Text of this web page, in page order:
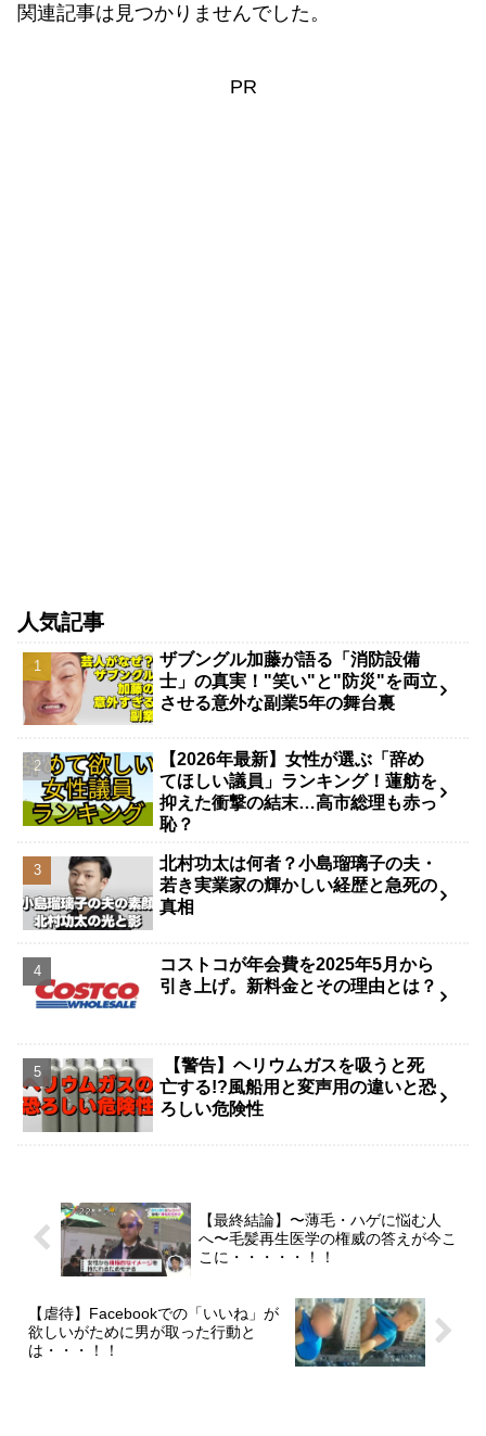
関連記事は見つかりませんでした。
PR
人気記事
ザブングル加藤が語る「消防設備
士」の真実！"笑い"と"防災"を両立
させる意外な副業5年の舞台裏
【2026年最新】女性が選ぶ「辞め
てほしい議員」ランキング！蓮舫を
抑えた衝撃の結末…高市総理も赤っ
恥？
北村功太は何者？小島瑠璃子の夫・
若き実業家の輝かしい経歴と急死の
真相
コストコが年会費を2025年5月から
引き上げ。新料金とその理由とは？
【警告】ヘリウムガスを吸うと死
亡する!?風船用と変声用の違いと恐
ろしい危険性
【最終結論】〜薄毛・ハゲに悩む人
へ〜毛髪再生医学の権威の答えが今こ
こに・・・・・！！
【虐待】Facebookでの「いいね」が
欲しいがために男が取った行動と
は・・・！！